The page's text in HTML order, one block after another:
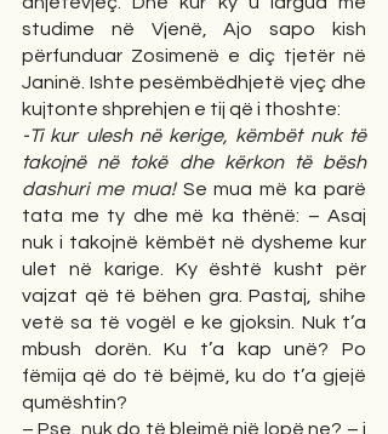
studime në Vjenë, Ajo sapo kish
përfunduar Zosimenë e diç tjetër në
Janinë. Ishte pesëmbëdhjetë vjeç dhe
kujtonte shprehjen e tij që i thoshte:
-Ti kur ulesh në kerige, këmbët nuk të
takojnë në tokë dhe kërkon të bësh
dashuri me mua! Se mua më ka parë
tata me ty dhe më ka thënë: – Asaj
nuk i takojnë këmbët në dysheme kur
ulet në karige. Ky është kusht për
vajzat që të bëhen gra. Pastaj, shihe
vetë sa të vogël e ke gjoksin. Nuk t’a
mbush dorën. Ku t’a kap unë? Po
fëmija që do të bëjmë, ku do t’a gjejë
qumështin?
– Pse, nuk do të blejmë një lopë ne? – i